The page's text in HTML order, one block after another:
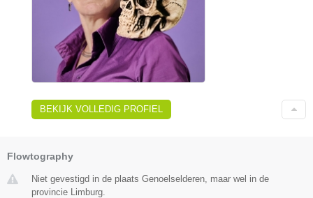
BEKIJK VOLLEDIG PROFIEL
Flowtography
Niet gevestigd in de plaats Genoelselderen, maar wel in de
provincie Limburg.